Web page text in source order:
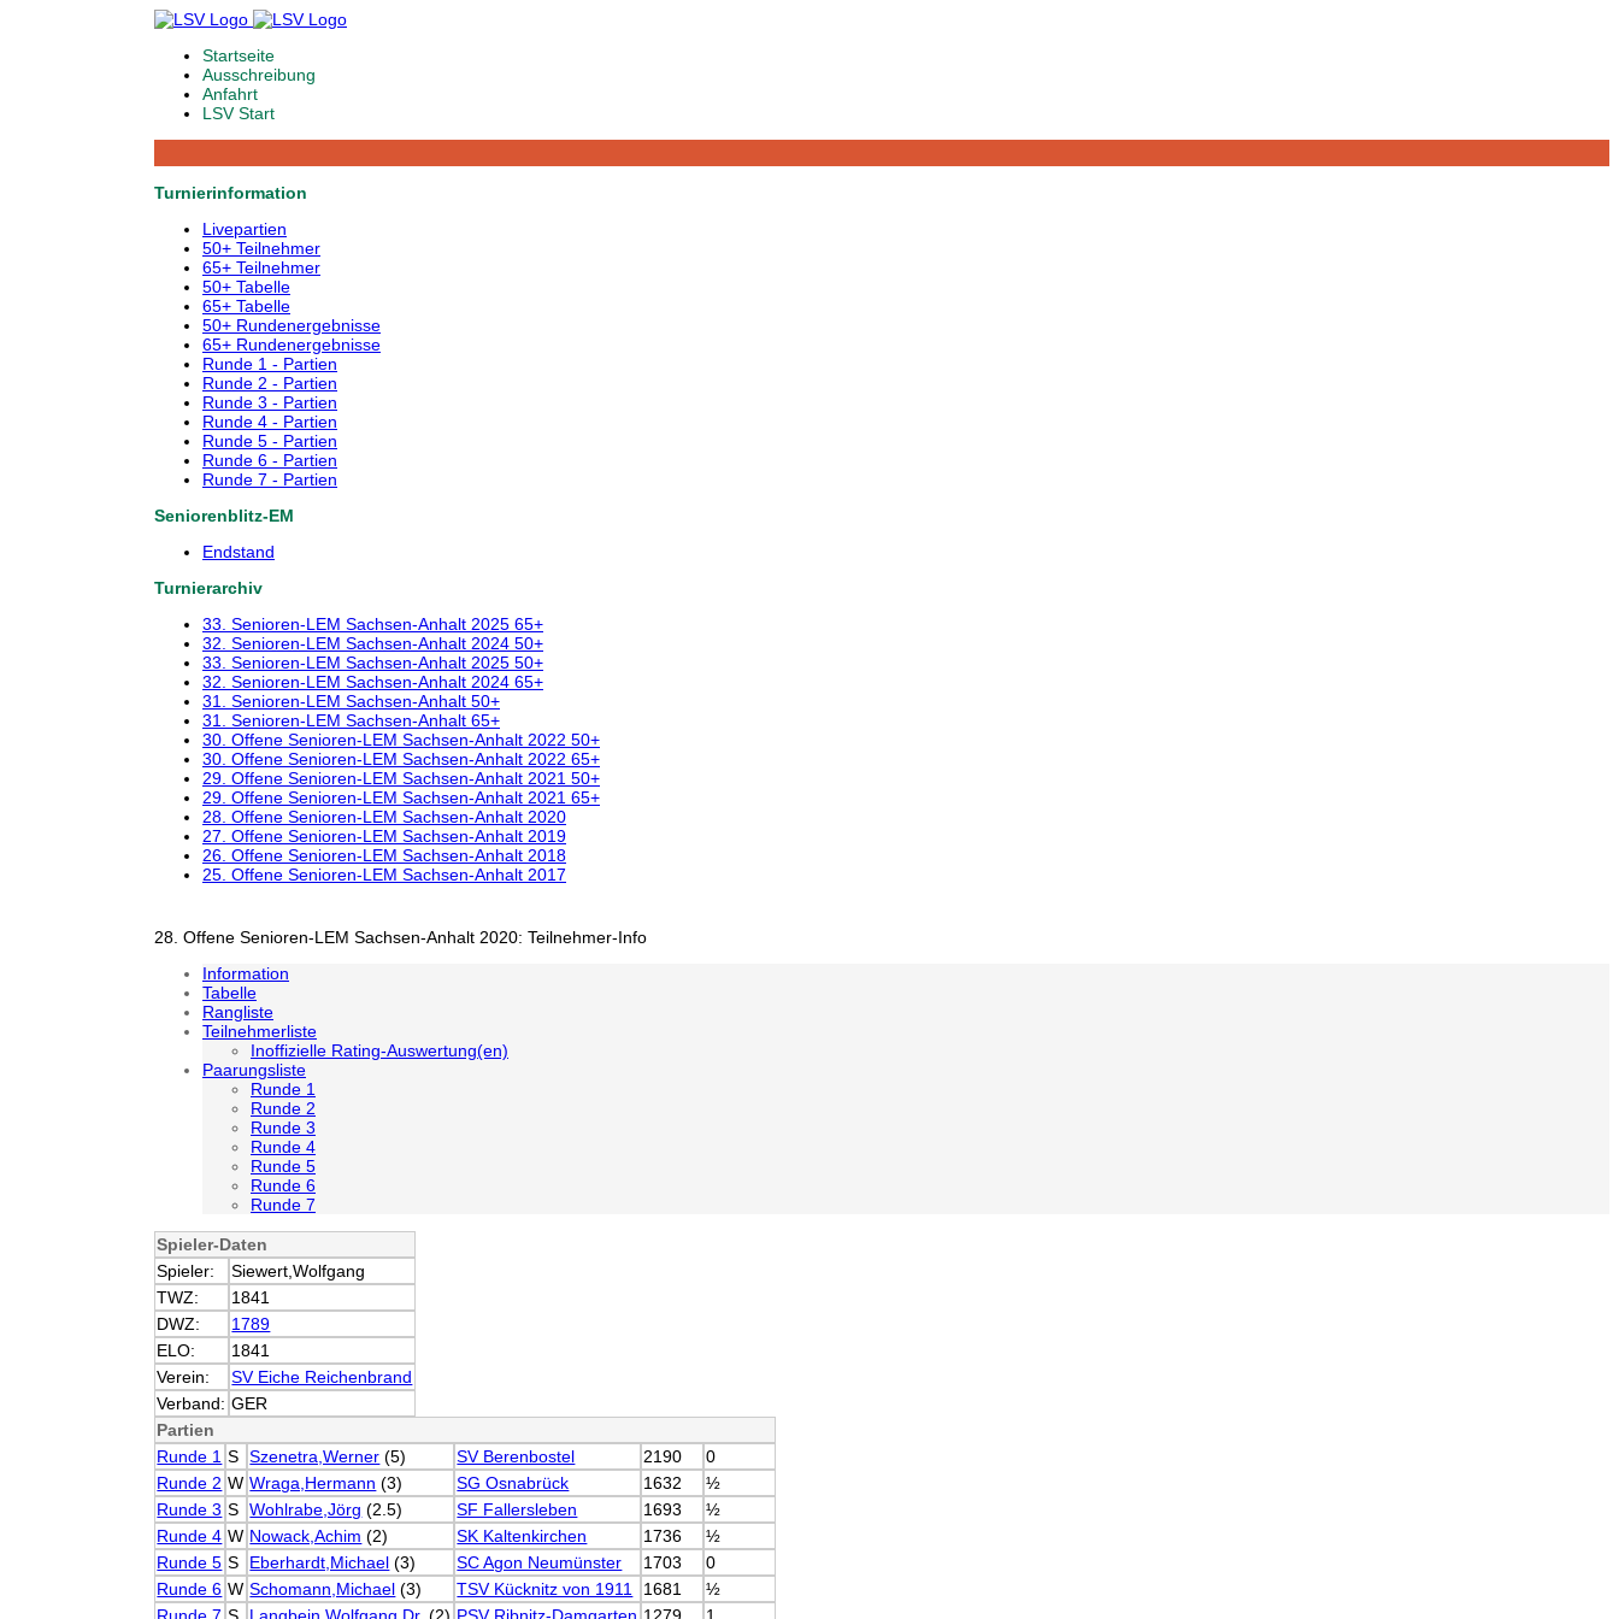
Startseite
Ausschreibung
Anfahrt
LSV Start
Turnierinformation
Livepartien
50+ Teilnehmer
65+ Teilnehmer
50+ Tabelle
65+ Tabelle
50+ Rundenergebnisse
65+ Rundenergebnisse
Runde 1 - Partien
Runde 2 - Partien
Runde 3 - Partien
Runde 4 - Partien
Runde 5 - Partien
Runde 6 - Partien
Runde 7 - Partien
Seniorenblitz-EM
Endstand
Turnierarchiv
33. Senioren-LEM Sachsen-Anhalt 2025 65+
32. Senioren-LEM Sachsen-Anhalt 2024 50+
33. Senioren-LEM Sachsen-Anhalt 2025 50+
32. Senioren-LEM Sachsen-Anhalt 2024 65+
31. Senioren-LEM Sachsen-Anhalt 50+
31. Senioren-LEM Sachsen-Anhalt 65+
30. Offene Senioren-LEM Sachsen-Anhalt 2022 50+
30. Offene Senioren-LEM Sachsen-Anhalt 2022 65+
29. Offene Senioren-LEM Sachsen-Anhalt 2021 50+
29. Offene Senioren-LEM Sachsen-Anhalt 2021 65+
28. Offene Senioren-LEM Sachsen-Anhalt 2020
27. Offene Senioren-LEM Sachsen-Anhalt 2019
26. Offene Senioren-LEM Sachsen-Anhalt 2018
25. Offene Senioren-LEM Sachsen-Anhalt 2017
28. Offene Senioren-LEM Sachsen-Anhalt 2020: Teilnehmer-Info
Information
Tabelle
Rangliste
Teilnehmerliste
Inoffizielle Rating-Auswertung(en)
Paarungsliste
Runde 1
Runde 2
Runde 3
Runde 4
Runde 5
Runde 6
Runde 7
Spieler-Daten
Spieler:
Siewert,Wolfgang
TWZ:
1841
DWZ:
1789
ELO:
1841
Verein:
SV Eiche Reichenbrand
Verband: GER
Partien
Runde 1 S Szenetra,Werner (5) SV Berenbostel 2190
0
Runde 2 W Wraga,Hermann (3) SG Osnabrück 1632
½
Runde 3 S Wohlrabe,Jörg (2.5) SF Fallersleben 1693
½
Runde 4 W Nowack,Achim (2) SK Kaltenkirchen 1736
½
Runde 5 S Eberhardt,Michael (3) SC Agon Neumünster 1703
0
Runde 6 W Schomann,Michael (3) TSV Kücknitz von 1911 1681
½